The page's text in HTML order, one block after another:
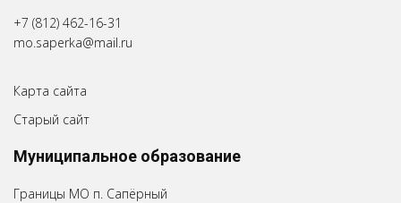
+7 (812) 462-16-31
mo.saperka@mail.ru
Карта сайта
Старый сайт
Муниципальное образование
Границы МО п. Сапёрный